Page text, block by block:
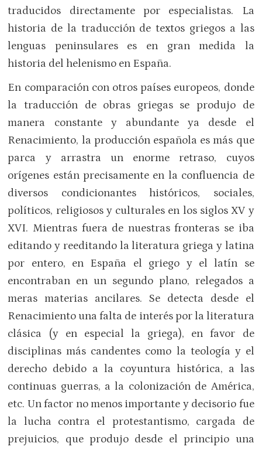
traducidos directamente por especialistas. La
historia de la traducción de textos griegos a las
lenguas peninsulares es en gran medida la
historia del helenismo en España.
En comparación con otros países europeos, donde
la traducción de obras griegas se produjo de
manera constante y abundante ya desde el
Renacimiento, la producción española es más que
parca y arrastra un enorme retraso, cuyos
orígenes están precisamente en la confluencia de
diversos condicionantes históricos, sociales,
políticos, religiosos y culturales en los siglos XV y
XVI. Mientras fuera de nuestras fronteras se iba
editando y reeditando la literatura griega y latina
por entero, en España el griego y el latín se
encontraban en un segundo plano, relegados a
meras materias ancilares. Se detecta desde el
Renacimiento una falta de interés por la literatura
clásica (y en especial la griega), en favor de
disciplinas más candentes como la teología y el
derecho debido a la coyuntura histórica, a las
continuas guerras, a la colonización de América,
etc. Un factor no menos importante y decisorio fue
la lucha contra el protestantismo, cargada de
prejuicios, que produjo desde el principio una